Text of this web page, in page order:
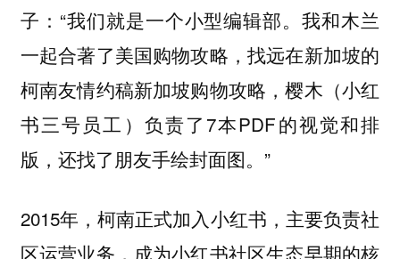
子：“我们就是一个小型编辑部。我和木兰
一起合著了美国购物攻略，找远在新加坡的
柯南友情约稿新加坡购物攻略，樱木（小红
书三号员工）负责了7本PDF的视觉和排
版，还找了朋友手绘封面图。”
2015年，柯南正式加入小红书，主要负责社
区运营业务，成为小红书社区生态早期的核